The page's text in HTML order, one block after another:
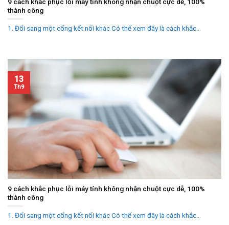
thành công
1. Đổi sang một cổng kết nối khác Có thể xem đây là cách khắc...
9 cách khắc phục lỗi máy tính không nhận chuột cực dễ, 100%
thành công
1. Đổi sang một cổng kết nối khác Có thể xem đây là cách khắc...
13
Th9